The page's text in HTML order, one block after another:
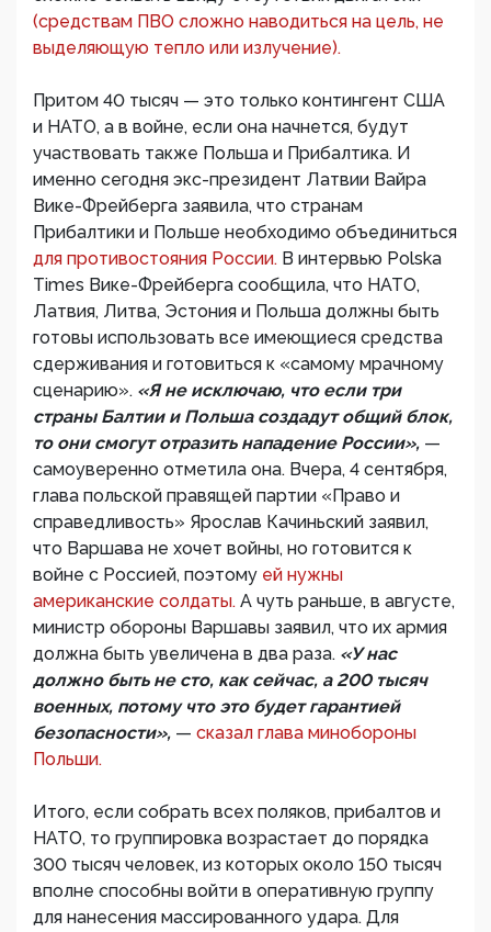
(средствам ПВО сложно наводиться на цель, не
выделяющую тепло или излучение).
Притом 40 тысяч — это только контингент США
и НАТО, а в войне, если она начнется, будут
участвовать также Польша и Прибалтика. И
именно сегодня экс-президент Латвии Вайра
Вике-Фрейберга заявила, что странам
Прибалтики и Польше необходимо объединиться
для противостояния России. В интервью Polska
Times Вике-Фрейберга сообщила, что НАТО,
Латвия, Литва, Эстония и Польша должны быть
готовы использовать все имеющиеся средства
сдерживания и готовиться к «самому мрачному
сценарию». «Я не исключаю, что если три
страны Балтии и Польша создадут общий блок,
то они смогут отразить нападение России», —
самоуверенно отметила она. Вчера, 4 сентября,
глава польской правящей партии «Право и
справедливость» Ярослав Качиньский заявил,
что Варшава не хочет войны, но готовится к
войне с Россией, поэтому ей нужны
американские солдаты. А чуть раньше, в августе,
министр обороны Варшавы заявил, что их армия
должна быть увеличена в два раза. «У нас
должно быть не сто, как сейчас, а 200 тысяч
военных, потому что это будет гарантией
безопасности», — сказал глава минобороны
Польши.
Итого, если собрать всех поляков, прибалтов и
НАТО, то группировка возрастает до порядка
300 тысяч человек, из которых около 150 тысяч
вполне способны войти в оперативную группу
для нанесения массированного удара. Для